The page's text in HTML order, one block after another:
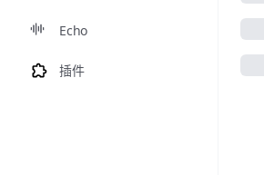
Echo
插件